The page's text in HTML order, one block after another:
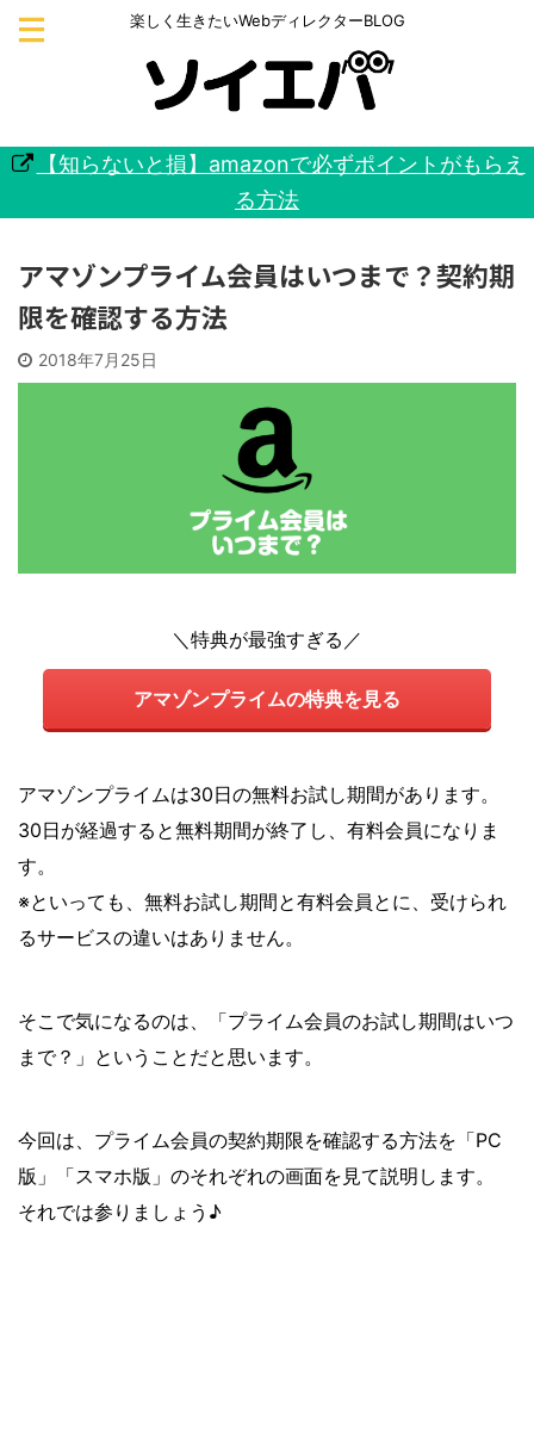
楽しく生きたいWebディレクターBLOG
【知らないと損】amazonで必ずポイントがもらえ
る方法
アマゾンプライム会員はいつまで？契約期
限を確認する方法
2018年7月25日
＼特典が最強すぎる／
アマゾンプライムの特典を見る
アマゾンプライムは30日の無料お試し期間があります。
30日が経過すると無料期間が終了し、有料会員になりま
す。
※といっても、無料お試し期間と有料会員とに、受けられ
るサービスの違いはありません。
そこで気になるのは、「プライム会員のお試し期間はいつ
まで？」ということだと思います。
今回は、プライム会員の契約期限を確認する方法を「PC
版」「スマホ版」のそれぞれの画面を見て説明します。
それでは参りましょう♪